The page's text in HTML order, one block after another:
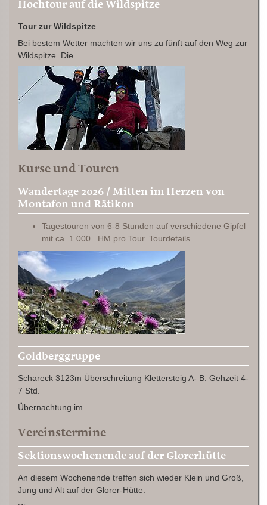
Hochtour auf die Wildspitze
Tour zur Wildspitze
Bei bestem Wetter machten wir uns zu fünft auf den Weg zur
Wildspitze. Die…
Kurse und Touren
Wandertage 2026 / Mitten im Herzen von
Montafon und Rätikon
Tagestouren von 6-8 Stunden auf verschiedene Gipfel
mit ca. 1.000 HM pro Tour. Tourdetails…
Goldberggruppe
Schareck 3123m Überschreitung Klettersteig A- B. Gehzeit 4-
7 Std.
Übernachtung im…
Vereinstermine
Sektionswochenende auf der Glorerhütte
An diesem Wochenende treffen sich wieder Klein und Groß,
Jung und Alt auf der Glorer-Hütte.